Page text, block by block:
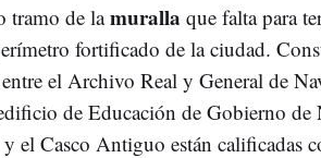
tramo de lamuralla que falta para
fortificado de la ciudad.
el Archivo Real y General de
de Educación de Gobierno de
el Casco Antiguo están calificadas